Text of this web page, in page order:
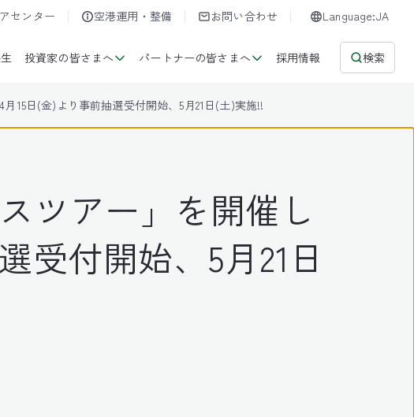
センター 空港運用・整備 お問い合わせ Language:JA
投資家の皆さまへ パートナーの皆さまへ 採用情報 検索
15日(金)より事前抽選受付開始、5月21日(土)実施!!
ツアー」を開催し
受付開始、5月21日